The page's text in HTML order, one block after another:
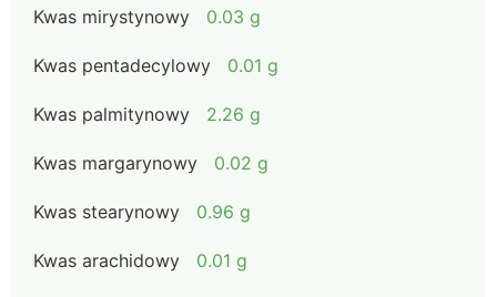
Kwas mirystynowy 0.03 g
Kwas pentadecylowy 0.01 g
Kwas palmitynowy 2.26 g
Kwas margarynowy 0.02 g
Kwas stearynowy 0.96 g
Kwas arachidowy 0.01 g